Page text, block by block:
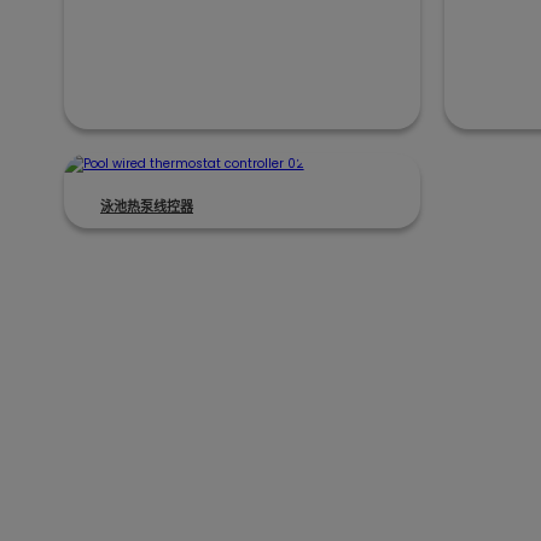
泳池热泵线控器